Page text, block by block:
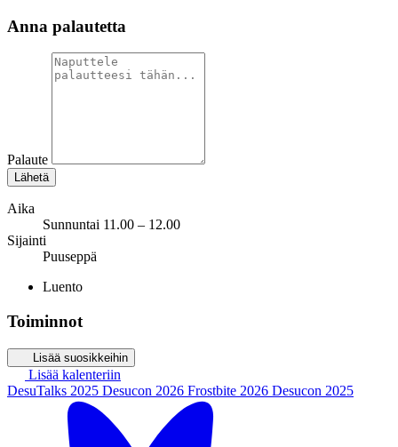
Anna palautetta
Palaute
Lähetä
Aika
Sunnuntai 11.00 – 12.00
Sijainti
Puuseppä
Luento
Toiminnot
Lisää suosikkeihin
Lisää kalenteriin
DesuTalks 2025 Desucon 2026 Frostbite 2026 Desucon 2025